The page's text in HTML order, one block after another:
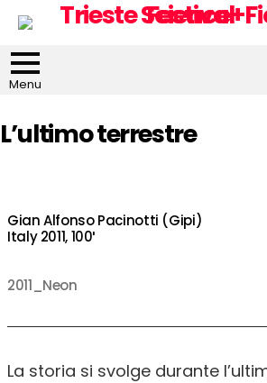
Menu
L’ultimo terrestre
Gian Alfonso Pacinotti (Gipi)
Italy 2011, 100′
2011_Neon
La storia si svolge durante